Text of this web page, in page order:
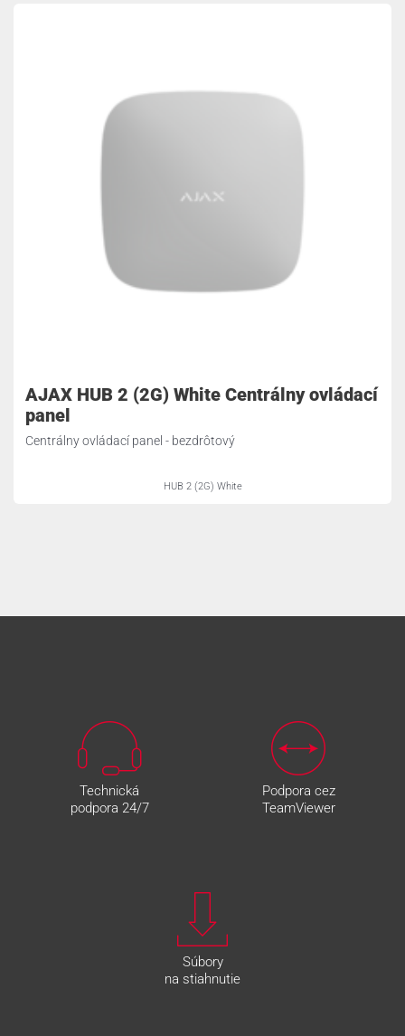
AJAX HUB 2 (2G) White Centrálny ovládací
panel
Centrálny ovládací panel - bezdrôtový
HUB 2 (2G) White
Technická
podpora 24/7
Podpora cez
TeamViewer
Súbory
na stiahnutie